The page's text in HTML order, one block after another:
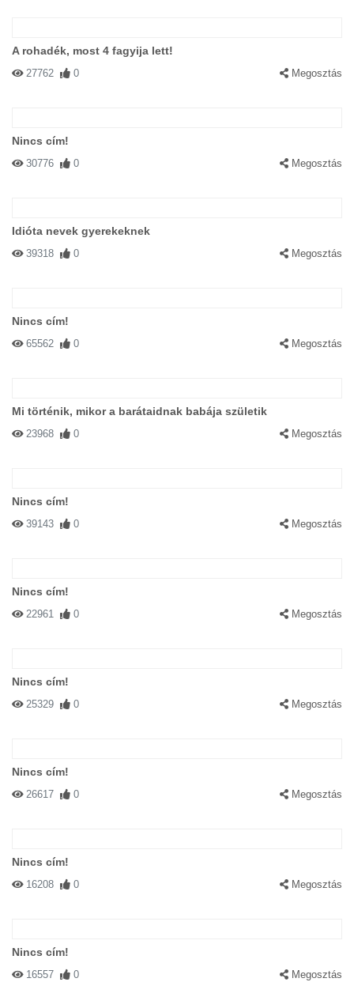
A rohadék, most 4 fagyija lett!
27762 0 Megosztás
Nincs cím!
30776 0 Megosztás
Idióta nevek gyerekeknek
39318 0 Megosztás
Nincs cím!
65562 0 Megosztás
Mi történik, mikor a barátaidnak babája születik
23968 0 Megosztás
Nincs cím!
39143 0 Megosztás
Nincs cím!
22961 0 Megosztás
Nincs cím!
25329 0 Megosztás
Nincs cím!
26617 0 Megosztás
Nincs cím!
16208 0 Megosztás
Nincs cím!
16557 0 Megosztás